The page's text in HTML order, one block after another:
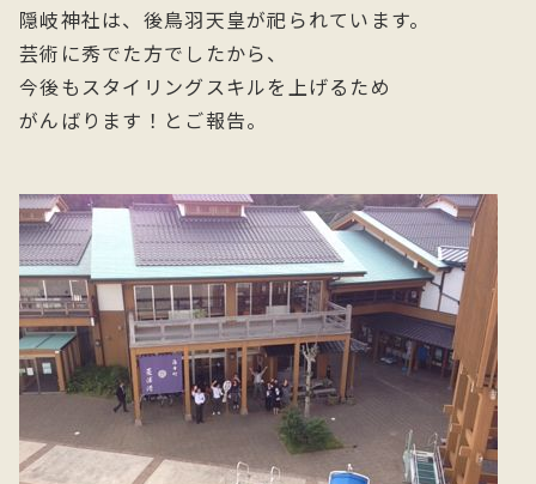
隠岐神社は、後鳥羽天皇が祀られています。
芸術に秀でた方でしたから、
今後もスタイリングスキルを上げるため
がんばります！とご報告。